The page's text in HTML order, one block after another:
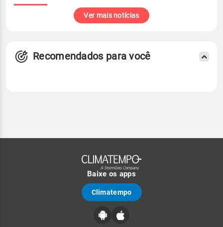
Ver mais notícias
Recomendados para você
Baixe os apps
Climatempo